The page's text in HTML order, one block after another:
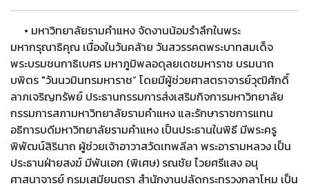
• มหาวิทยาลัยรามคำแหง จัดงานน้อมรำลึกในพระ
มหากรุณาธิคุณ เนื่องในวันคล้าย วันสวรรคตพระบาทสมเด็จ
พระบรมชนกาธิเบศร มหาภูมิพลอดุลยเดชมหาราช บรมนาถ
บพิตร "วันนวมินทรมหาราช” โดยมีผู้ช่วยศาสตราจารย์วุฒิศักดิ์
ลาภเจริญทรัพย์ ประธานกรรมการส่งเสริมกิจการมหาวิทยาลัย
กรรมการสภามหาวิทยาลัยรามคำแหง และรักษาราชการแทน
อธิการบดีมหาวิทยาลัยรามคำแหง เป็นประธานในพิธี มีพระครู
พิพัฒน์สิรินาถ ผู้ช่วยเจ้าอาวาสวัดเทพลีลา พระอารามหลวง เป็น
ประธานฝ่ายสงฆ์ มีพันเอก (พิเศษ) รณชัย ไวยศรีแสง อนุ
ศาสนาจารย์ กรมเสมียนตรา สำนักงานปลัดกระทรวงกลาโหม เป็น